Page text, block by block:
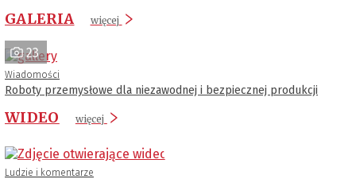
GALERIA więcej
23
Wiadomości
Roboty przemysłowe dla niezawodnej i bezpiecznej produkcji
WIDEO więcej
Ludzie i komentarze